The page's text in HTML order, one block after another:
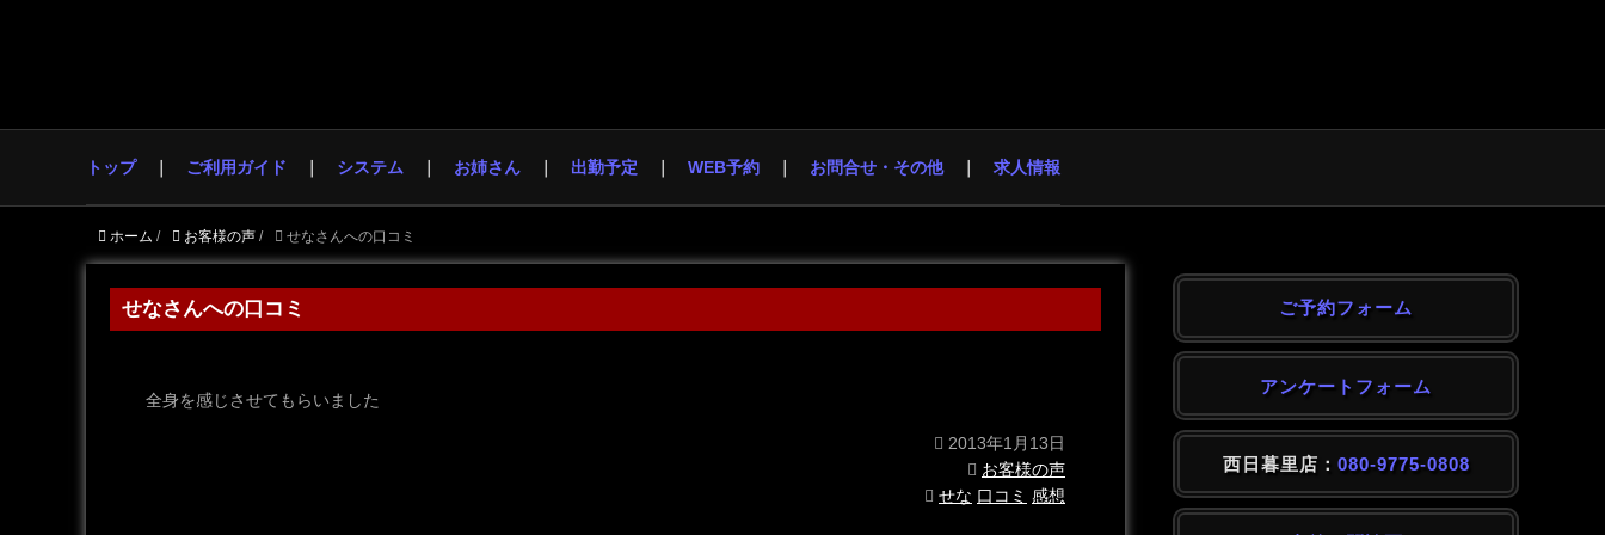
トップ ご利用ガイド システム お姉さん 出勤予定 WEB予約 お問合せ・その他 求人情報
ホーム / お客様の声 / せなさんへの口コミ
せなさんへの口コミ
全身を感じさせてもらいました
2013年1月13日
お客様の声
せな 口コミ 感想
ご予約フォーム
アンケートフォーム
西日暮里店： 080-9775-0808